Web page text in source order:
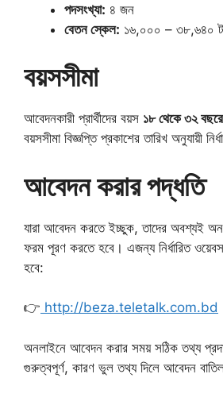
পদসংখ্যা: ৪ জন
বেতন স্কেল: ১৬,০০০ – ৩৮,৬৪০
বয়সসীমা
আবেদনকারী প্রার্থীদের বয়স ১৮ থেকে ৩২
বয়সসীমা বিজ্ঞপ্তি প্রকাশের তারিখ অনুযায়ী
আবেদন করার পদ্ধতি
যারা আবেদন করতে ইচ্ছুক, তাদের অবশ্যই
ফরম পূরণ করতে হবে। এজন্য নির্ধারিত
হবে:
👉 http://beza.teletalk.com.bd
অনলাইনে আবেদন করার সময় সঠিক তথ্য
গুরুত্বপূর্ণ, কারণ ভুল তথ্য দিলে আবেদন